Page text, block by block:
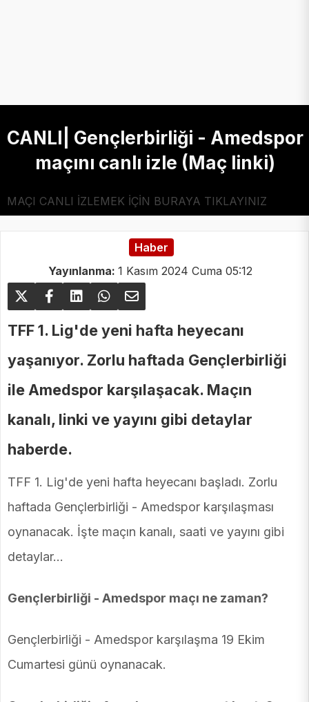
CANLI| Gençlerbirliği - Amedspor
maçını canlı izle (Maç linki)
MAÇI CANLI İZLEMEK İÇİN BURAYA TIKLAYINIZ
Haber
Yayınlanma: 1 Kasım 2024 Cuma 05:12
TFF 1. Lig'de yeni hafta heyecanı
yaşanıyor. Zorlu haftada Gençlerbirliği
ile Amedspor karşılaşacak. Maçın
kanalı, linki ve yayını gibi detaylar
haberde.
TFF 1. Lig'de yeni hafta heyecanı başladı. Zorlu
haftada Gençlerbirliği - Amedspor karşılaşması
oynanacak. İşte maçın kanalı, saati ve yayını gibi
detaylar…
Gençlerbirliği - Amedspor maçı ne zaman?
Gençlerbirliği - Amedspor karşılaşma 19 Ekim
Cumartesi günü oynanacak.